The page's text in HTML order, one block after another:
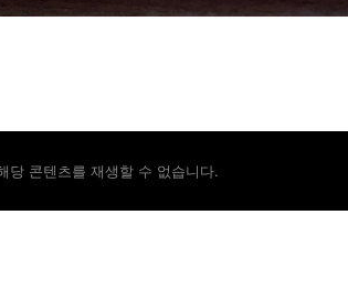
당 콘텐츠를 재생할 수 없습니다.